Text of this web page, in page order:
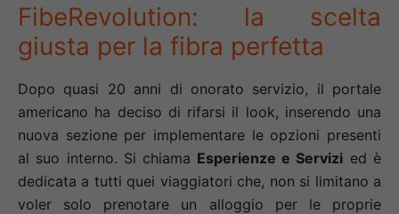
FibeRevolution: la scelta
giusta per la fibra perfetta
Dopo quasi 20 anni di onorato servizio, il portale
americano ha deciso di rifarsi il look, inserendo una
nuova sezione per implementare le opzioni presenti
al suo interno. Si chiama Esperienze e Servizi ed è
dedicata a tutti quei viaggiatori che, non si limitano a
voler solo prenotare un alloggio per le proprie